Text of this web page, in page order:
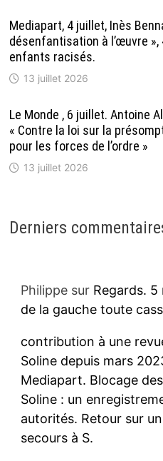
Mediapart, 4 juillet, Inès
désenfantisation à l’œuvre
enfants racisés.
13 juillet 2026
Le Monde , 6 juillet. Antoine
« Contre la loi sur la
pour les forces de l’ordre »
13 juillet 2026
Derniers
Philippesur Regards. 5
de la gauche toute
contribution à une
Soline depuis mars
Mediapart. Blocage
Soline : un
autorités. Retour sur
secours à S.